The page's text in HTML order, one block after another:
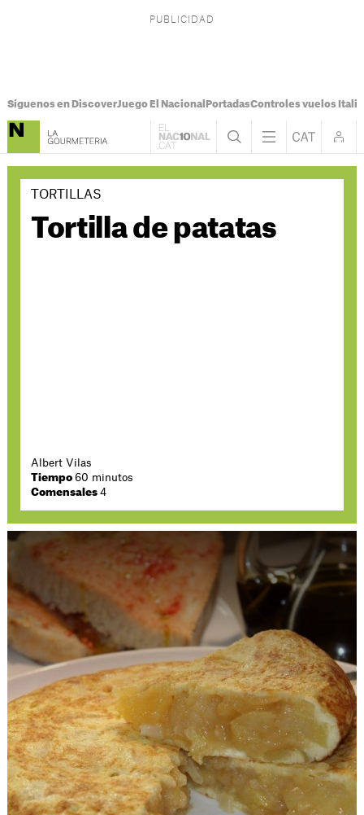
Síguenos en DiscoverJuego El Nacional PortadasControles vuelos Italia
TORTILLAS
Tortilla de patatas
Albert Vilas
Tiempo60 minutos
Comensales4